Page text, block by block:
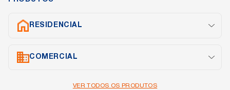
RESIDENCIAL
Cassete
Portátil
COMERCIAL
VER TODOS OS PRODUTOS